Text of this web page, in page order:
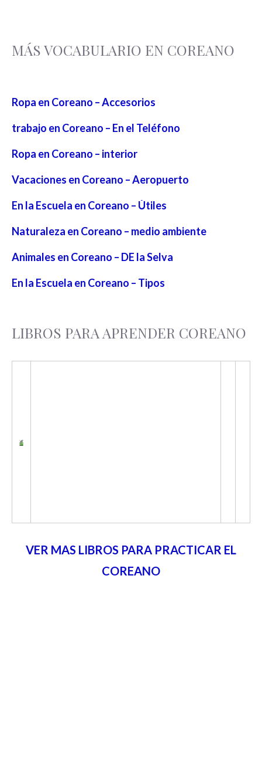
MÁS VOCABULARIO EN COREANO
Ropa en Coreano – Accesorios
trabajo en Coreano – En el Teléfono
Ropa en Coreano – interior
Vacaciones en Coreano – Aeropuerto
En la Escuela en Coreano – Útiles
Naturaleza en Coreano – medio ambiente
Animales en Coreano – DE la Selva
En la Escuela en Coreano – Tipos
LIBROS PARA APRENDER COREANO
VER MAS LIBROS PARA PRACTICAR EL
COREANO